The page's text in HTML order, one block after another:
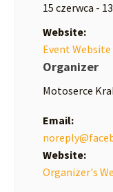
15 czerwca -
Website:
Event Website
Organizer
Motoserce
Email:
Website:
Organizer's